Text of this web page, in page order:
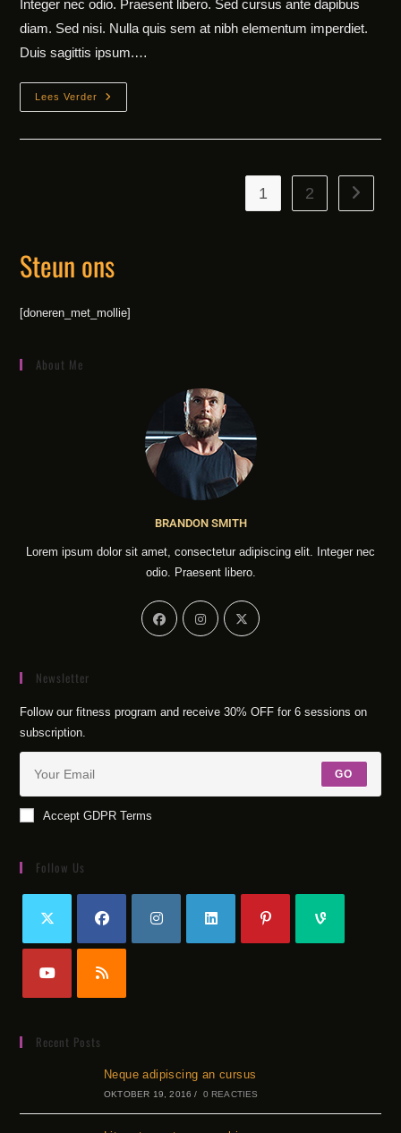
Integer nec odio. Praesent libero. Sed cursus ante dapibus
diam. Sed nisi. Nulla quis sem at nibh elementum imperdiet.
Duis sagittis ipsum.…
Lees Verder
Praesent
Libro
1 2 Naar
Steun ons
[doneren_met_mollie]
About Me
BRANDON SMITH
Lorem ipsum dolor sit amet, consectetur adipiscing elit. Integer nec
odio. Praesent libero.
Newsletter
Follow our fitness program and receive 30% OFF for 6 sessions on
subscription.
GO
Accept GDPR Terms
Follow Us
Recent Posts
Neque adipiscing an cursus
OKTOBER 19, 2016 / 0 REACTIES